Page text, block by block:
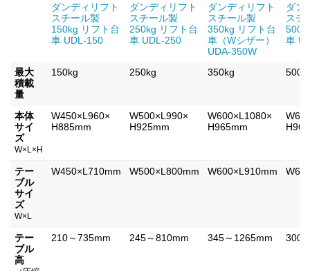
ダンディリフト
スチール製
150kg リフト台
車 UDL-150
ダンディリフト
スチール製
250kg リフト台
車 UDL-250
ダンディリフト
スチール製
350kg リフト台
車（Wシザー）
UDA-350W
ダン
スチ
車
最大
積載
量
150kg 250kg 350kg
本体
サイ
ズ
W×L×H
W450×L960×
H885mm
W500×L990×
H925mm
W600×L1080×
H965mm
テー
ブル
サイ
ズ
W×L
W450×L710mm W500×L800mm W600×L910mm
テー
ブル
高
210～735mm 245～810mm 345～1265mm 300